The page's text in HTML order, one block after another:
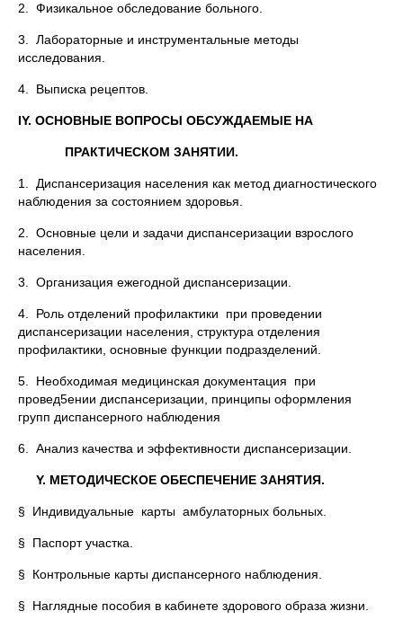
2. Физикальное обследование больного.
3. Лабораторные и инструментальные методы
исследования.
4. Выписка рецептов.
IY. ОСНОВНЫЕ ВОПРОСЫ ОБСУЖДАЕМЫЕ НА
ПРАКТИЧЕСКОМ ЗАНЯТИИ.
1. Диспансеризация населения как метод диагностического
наблюдения за состоянием здоровья.
2. Основные цели и задачи диспансеризации взрослого
населения.
3. Организация ежегодной диспансеризации.
4. Роль отделений профилактики при проведении
диспансеризации населения, структура отделения
профилактики, основные функции подразделений.
5. Необходимая медицинская документация при
провед5ении диспансеризации, принципы оформления
групп диспансерного наблюдения
6. Анализ качества и эффективности диспансеризации.
Y. МЕТОДИЧЕСКОЕ ОБЕСПЕЧЕНИЕ ЗАНЯТИЯ.
§ Индивидуальные карты амбулаторных больных.
§ Паспорт участка.
§ Контрольные карты диспансерного наблюдения.
§ Наглядные пособия в кабинете здорового образа жизни.